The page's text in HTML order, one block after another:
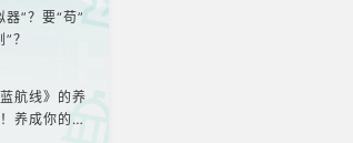
器”？要“苟”
？
航线》的养
养成你的梦